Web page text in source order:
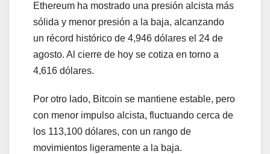
Ethereum ha mostrado una presión alcista más
sólida y menor presión a la baja, alcanzando
un récord histórico de 4,946 dólares el 24 de
agosto. Al cierre de hoy se cotiza en torno a
4,616 dólares.
Por otro lado, Bitcoin se mantiene estable, pero
con menor impulso alcista, fluctuando cerca de
los 113,100 dólares, con un rango de
movimientos ligeramente a la baja.